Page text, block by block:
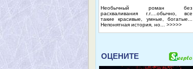
Необычный роман без
расхваливания г.г....обычно, все
такие красивые, умные, богатые...
Непонятная история, но... >>>>>
ОЦЕНИТЕ